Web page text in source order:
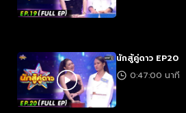
นักสู้คู่ดาว EP20
0:47:00 นาที